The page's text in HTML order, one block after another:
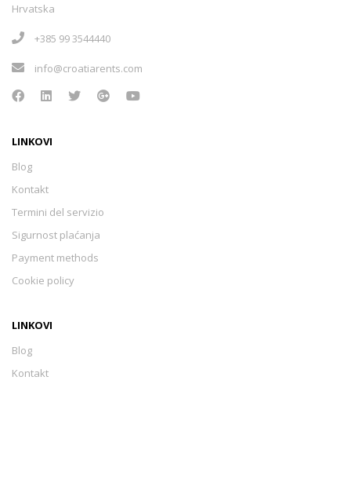
Hrvatska
+385 99 3544440
info@croatiarents.com
LINKOVI
Blog
Kontakt
Termini del servizio
Sigurnost plaćanja
Payment methods
Cookie policy
LINKOVI
Blog
Kontakt